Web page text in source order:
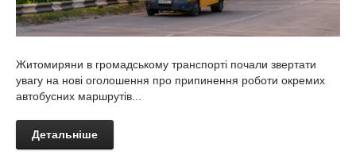
Житомиряни в громадському транспорті почали звертати
увагу на нові оголошення про припинення роботи окремих
автобусних маршрутів...
Детальніше